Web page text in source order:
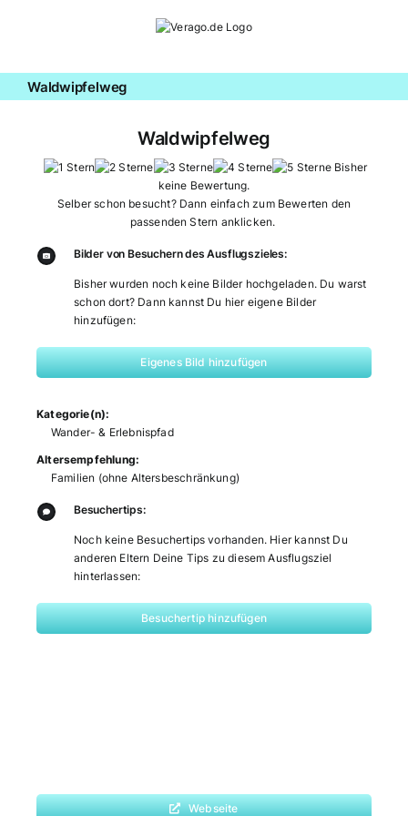
Waldwipfelweg
Waldwipfelweg
Bisher
keine Bewertung.
Selber schon besucht? Dann einfach zum Bewerten den
passenden Stern anklicken.
Bilder von Besuchern des Ausflugszieles:
Bisher wurden noch keine Bilder hochgeladen. Du warst
schon dort? Dann kannst Du hier eigene Bilder
hinzufügen:
Eigenes Bild hinzufügen
Kategorie(n):
Wander- & Erlebnispfad
Altersempfehlung:
Familien (ohne Altersbeschränkung)
Besuchertips:
Noch keine Besuchertips vorhanden. Hier kannst Du
anderen Eltern Deine Tips zu diesem Ausflugsziel
hinterlassen:
Besuchertip hinzufügen
Webseite